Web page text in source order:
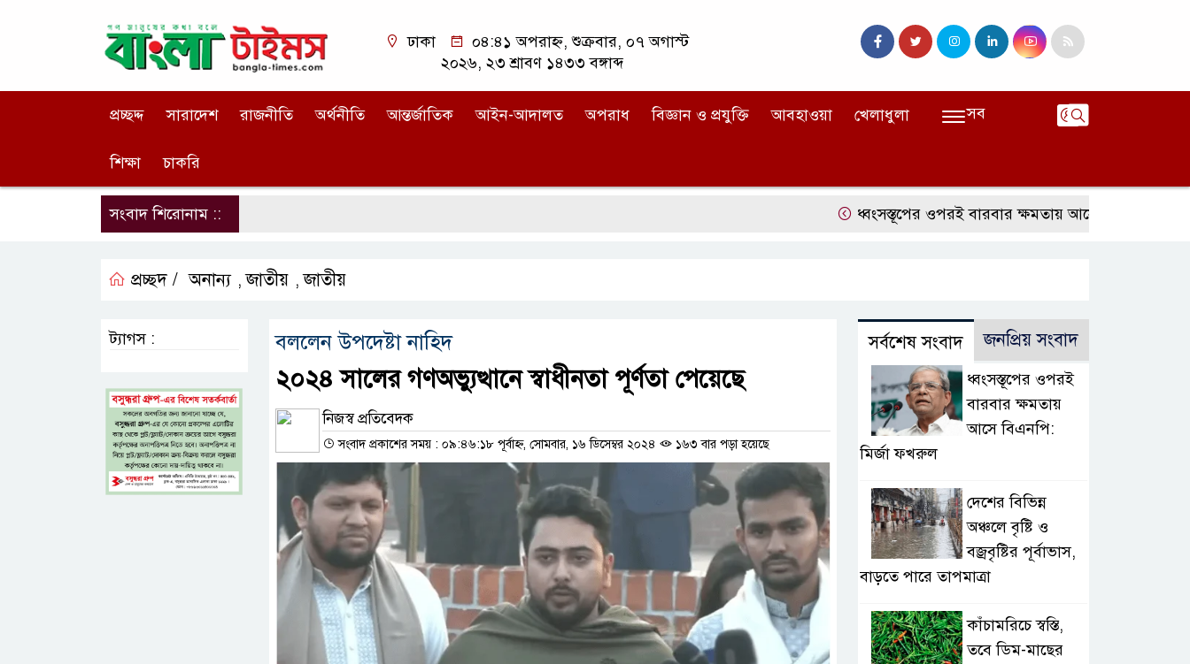
ঢাকা
০৪:৪১ অপরাহ্ন, শুক্রবার, ০৭ অগাস্ট
২০২৬, ২৩ শ্রাবণ ১৪৩৩ বঙ্গাব্দ
প্রচ্ছদ্দ সারাদেশ রাজনীতি অর্থনীতি আন্তর্জাতিক আইন-আদালত অপরাধ বিজ্ঞান ও প্রযুক্তি আবহাওয়া খেলাধুলা
শিক্ষা চাকরি
সব
সংবাদ শিরোনাম :: ধ্বংসস্তূপের ওপরই বারবার ক্ষমতায় আসে বিএনপি: মির্জা ফখরুল
প্রচ্ছদ / অনান্য ,জাতীয় ,জাতীয়
বললেন উপদেষ্টা নাহিদ
২০২৪ সালের গণঅভ্যুত্থানে স্বাধীনতা পূর্ণতা পেয়েছে
নিজস্ব প্রতিবেদক
সংবাদ প্রকাশের সময় : ০৯:৪৬:১৮ পূর্বাহ্ন, সোমবার, ১৬ ডিসেম্বর ২০২৪ ১৬৩ বার পড়া হয়েছে
ট্যাগস : সর্বশেষ সংবাদ জনপ্রিয় সংবাদ
ধ্বংসস্তূপের ওপরই
বারবার ক্ষমতায়
আসে বিএনপি:
মির্জা ফখরুল
দেশের বিভিন্ন
অঞ্চলে বৃষ্টি ও
বজ্রবৃষ্টির পূর্বাভাস,
বাড়তে পারে তাপমাত্রা
কাঁচামরিচে স্বস্তি,
তবে ডিম-মাছের